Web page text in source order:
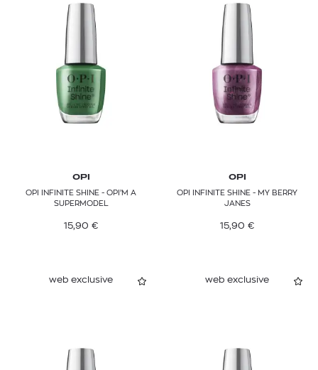
OPI
OPI INFINITE SHINE - OPI’M A
SUPERMODEL
15,90 €
OPI
OPI INFINITE SHINE - MY BERRY
JANES
15,90 €
web exclusive web exclusive